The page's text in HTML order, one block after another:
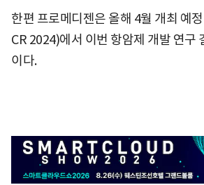
한편 프로메디젠은 올해 4월 개최 예
CR 2024)에서 이번 항암제 개발 연구
이다.